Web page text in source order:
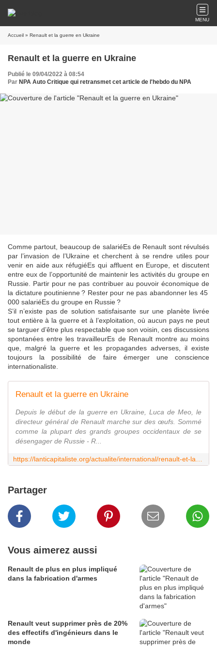
MENU
Accueil » Renault et la guerre en Ukraine
Renault et la guerre en Ukraine
Publié le 09/04/2022 à 08:54
Par NPA Auto Critique qui retransmet cet article de l'hebdo du NPA
Comme partout, beaucoup de salariéEs de Renault sont révulsés
par l’invasion de l’Ukraine et cherchent à se rendre utiles pour
venir en aide aux réfugiéEs qui affluent en Europe, et discutent
entre eux de l’opportunité de maintenir les activités du groupe en
Russie. Partir pour ne pas contribuer au pouvoir économique de
la dictature poutinienne ? Rester pour ne pas abandonner les 45
000 salariéEs du groupe en Russie ?
S’il n’existe pas de solution satisfaisante sur une planète livrée
tout entière à la guerre et à l’exploitation, où aucun pays ne peut
se targuer d’être plus respectable que son voisin, ces discussions
spontanées entre les travailleurEs de Renault montre au moins
que, malgré la guerre et les propagandes adverses, il existe
toujours la possibilité de faire émerger une conscience
internationaliste.
Renault et la guerre en Ukraine
Depuis le début de la guerre en Ukraine, Luca de Meo, le
directeur général de Renault marche sur des œufs. Sommé
comme la plupart des grands groupes occidentaux de se
désengager de Russie - R...
Partager
Vous aimerez aussi
Renault de plus en plus impliqué
dans la fabrication d'armes
Renault veut supprimer près de 20%
des effectifs d'ingénieurs dans le
monde